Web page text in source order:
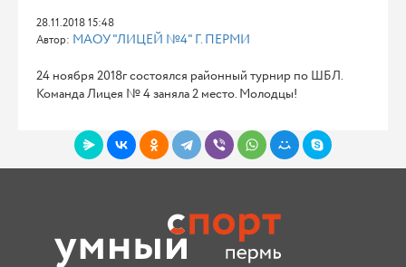
28.11.2018 15:48
Автор: МАОУ "ЛИЦЕЙ №4" Г. ПЕРМИ
24 ноября 2018г состоялся районный турнир по ШБЛ.
Команда Лицея № 4 заняла 2 место. Молодцы!